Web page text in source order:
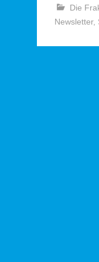
Die
Newsletter,